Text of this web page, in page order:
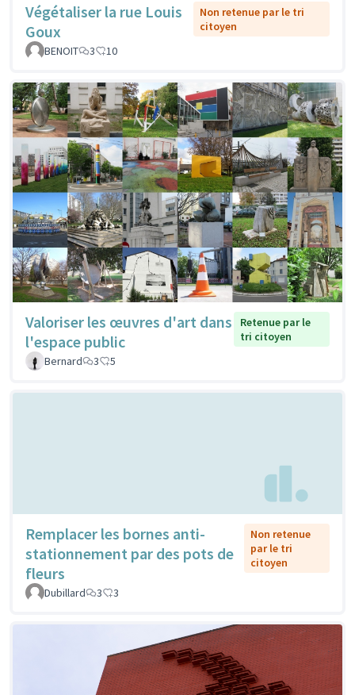
Végétaliser la rue Louis
Goux
Non retenue par le tri
citoyen
BENOIT
3 10
Valoriser les œuvres d'art dans
l'espace public
Retenue par le
tri citoyen
Bernard
3 5
Remplacer les bornes anti-
stationnement par des pots de
fleurs
Non retenue
par le tri
citoyen
Dubillard 3 3